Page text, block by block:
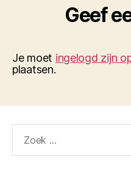
Geef
Je moet ingelogd zijn
plaatsen.
naar: